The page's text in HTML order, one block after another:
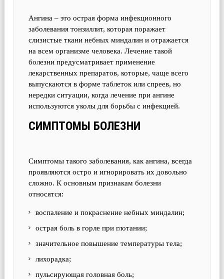
Ангина – это острая форма инфекционного
заболевания тонзиллит, которая поражает
слизистые ткани небных миндалин и отражается
на всем организме человека. Лечение такой
болезни предусматривает применение
лекарственных препаратов, которые, чаще всего
выпускаются в форме таблеток или спреев, но
нередки ситуации, когда лечение при ангине
используются уколы для борьбы с инфекцией.
СИМПТОМЫ БОЛЕЗНИ
Симптомы такого заболевания, как ангина, всегда
проявляются остро и игнорировать их довольно
сложно. К основным признакам болезни
относятся:
воспаление и покраснение небных миндалин;
острая боль в горле при глотании;
значительное повышение температуры тела;
лихорадка;
пульсирующая головная боль;